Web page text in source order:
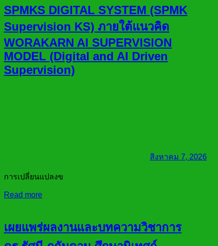
SPMKS DIGITAL SYSTEM (SPMK
Supervision KS) ภายใต้แนวคิด
WORAKARN AI SUPERVISION
MODEL (Digital and AI Driven
Supervision)
สิงหาคม 7, 2026
การเปลี่ยนแปลงข
Read more
เผยแพร่ผลงานและบทความวิชาการ